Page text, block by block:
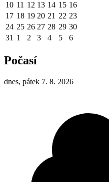
10 11 12 13 14 15 16
17 18 19 20 21 22 23
24 25 26 27 28 29 30
31 1 2 3 4 5 6
Počasí
dnes, pátek 7. 8. 2026